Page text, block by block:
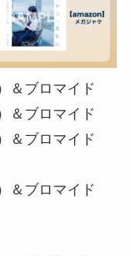
＆ブロマイド
＆ブロマイド
＆ブロマイド
＆ブロマイド